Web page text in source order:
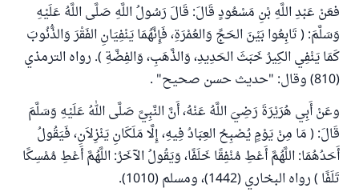
فعَنْ عَبْدِ اللَّهِ بْنِ مَسْعُودٍ قَالَ: قَالَ رَسُولُ اللَّهِ صَلَّى اللَّهُ عَلَيْهِ
وَسَلَّمَ: ( تَابِعُوا بَيْنَ الحَجِّ وَالعُمْرَةِ، فَإِنَّهُمَا يَنْفِيَانِ الفَقْرَ وَالذُّنُوبَ
كَمَا يَنْفِي الكِيرُ خَبَثَ الحَدِيدِ، وَالذَّهَبِ، وَالفِضَّةِ ). رواه الترمذي
(810) وقال: "حديث حسن صحيح" .
وعَنْ أَبِي هُرَيْرَةَ رَضِيَ اللَّهُ عَنْهُ، أَنَّ النَّبِيَّ صَلَّى اللهُ عَلَيْهِ وَسَلَّمَ
قَالَ: ( مَا مِنْ يَوْمٍ يُصْبِحُ العِبَادُ فِيهِ، إِلَّا مَلَكَانِ يَنْزِلاَنِ، فَيَقُولُ
أَحَدُهُمَا: اللَّهُمَّ أَعْطِ مُنْفِقًا خَلَفًا، وَيَقُولُ الآخَرُ: اللَّهُمَّ أَعْطِ مُمْسِكًا
تَلَفًا ) رواه البخاري (1442)، ومسلم (1010).